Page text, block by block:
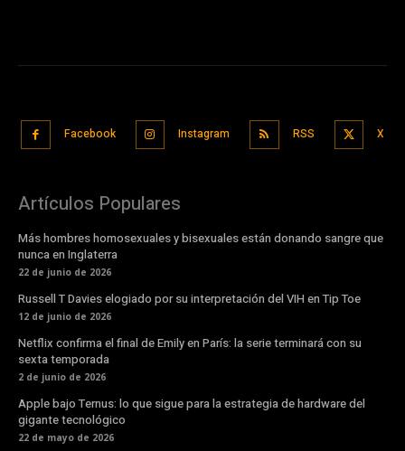
Facebook Instagram RSS X
Artículos Populares
Más hombres homosexuales y bisexuales están donando sangre que
nunca en Inglaterra
22 de junio de 2026
Russell T Davies elogiado por su interpretación del VIH en Tip Toe
12 de junio de 2026
Netflix confirma el final de Emily en París: la serie terminará con su
sexta temporada
2 de junio de 2026
Apple bajo Ternus: lo que sigue para la estrategia de hardware del
gigante tecnológico
22 de mayo de 2026